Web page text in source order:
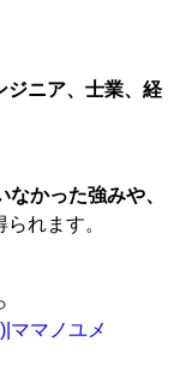
ジニア、士業、経
かった強みや、
れます。
ママノユメ